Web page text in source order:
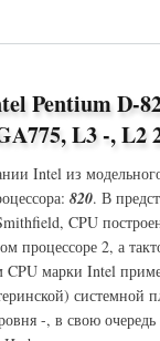
D-830 Smithfield
Pentium D-
L3 -, L2
Intel из
820. В
CPU
процессоре 2, а
марки Intel
системной
-, в свою